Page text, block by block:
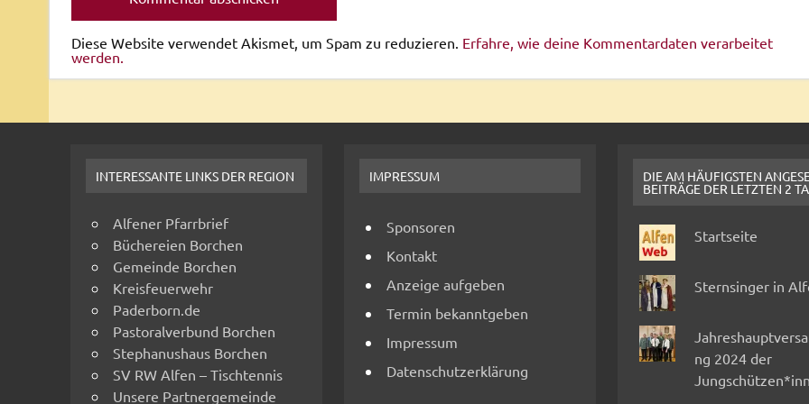
Diese Website verwendet Akismet, um Spam zu reduzieren. Erfahre, wie deine Kommentardaten verarbeitet
werden.
INTERESSANTE LINKS DER REGION
Alfener Pfarrbrief
Büchereien Borchen
Gemeinde Borchen
Kreisfeuerwehr
Paderborn.de
Pastoralverbund Borchen
Stephanushaus Borchen
SV RW Alfen – Tischtennis
Unsere Partnergemeinde
IMPRESSUM
Sponsoren
Kontakt
Anzeige aufgeben
Termin bekanntgeben
Impressum
Datenschutzerklärung
DIE AM HÄUFIGSTEN
BEITRÄGE DER LETZTEN 2
Startseite
Sternsinger in
ng 2024 der